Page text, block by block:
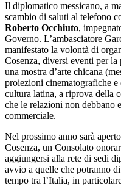
Il diplomatico messicano, a
scambio di saluti al telefono
Roberto Occhiuto,
Governo. L’ambasciatore
manifestato la volontà di
Cosenza, diversi eventi per
una mostra d’arte chicana
proiezioni cinematografiche
cultura latina, a riprova della
che le relazioni non debbano
commerciale.
Nel prossimo anno sarà
Cosenza, un Consolato
aggiungersi alla rete di sedi
avvio a quelle che potranno
tempo tra l’Italia, in